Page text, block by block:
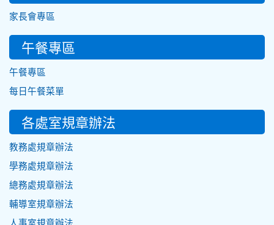
家長會專區
午餐專區
午餐專區
每日午餐菜單
各處室規章辦法
教務處規章辦法
學務處規章辦法
總務處規章辦法
輔導室規章辦法
人事室規章辦法